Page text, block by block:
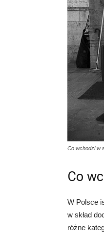
Co wchodzi w
Co
W Polsce
w skład
różne